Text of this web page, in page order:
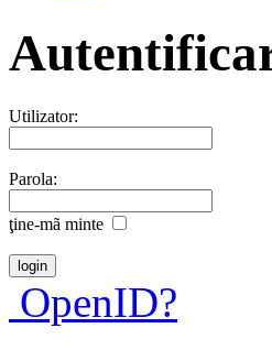
Utilizator:
Parola:
ţine-mã minte
OpenID?